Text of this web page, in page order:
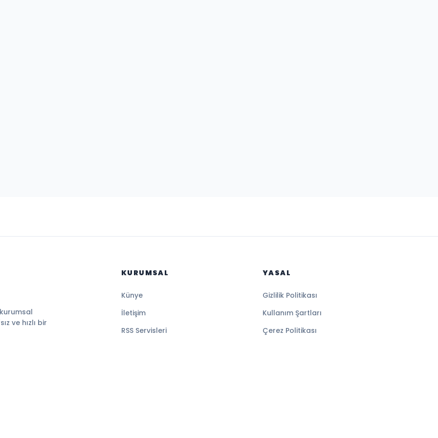
ve hızlı bir
KURUMSAL
Künye
İletişim
RSS Servisleri
YASAL
Gizlilik Politikası
Kullanım Şartları
Çerez Politikası